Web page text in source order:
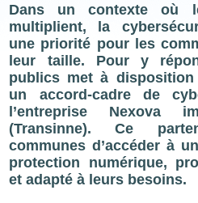
Dans un contexte où
multiplient, la
une priorité pour les
leur taille. Pour y
publics met à
un accord-cadre de
l’entreprise Nexova
(Transinne). Ce
communes d’accéder à
protection numérique,
et adapté à leurs besoins.